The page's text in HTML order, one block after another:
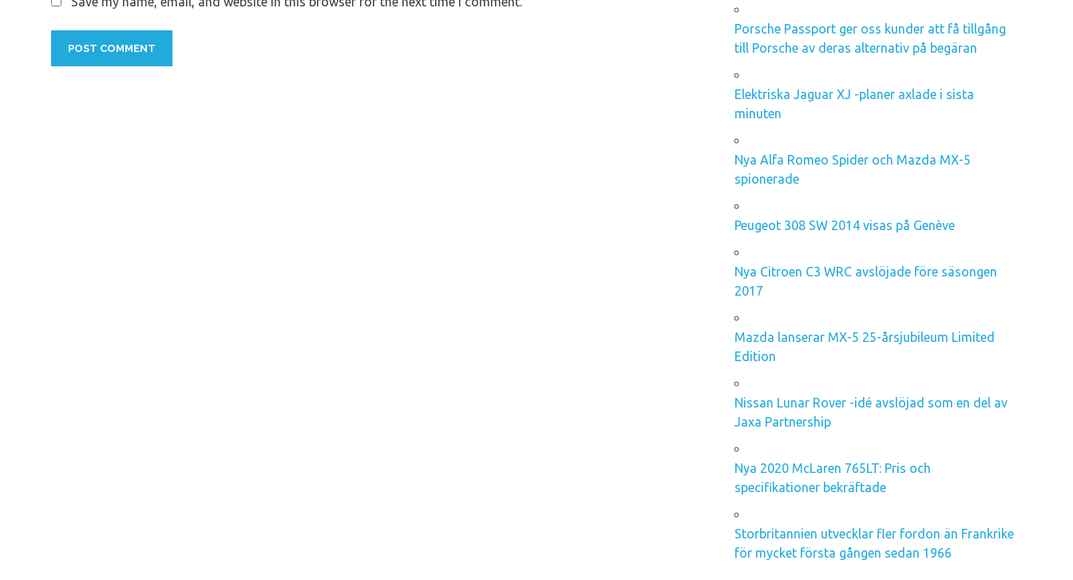
Porsche Passport ger oss kunder att få tillgång
till Porsche av deras alternativ på begäran
Elektriska Jaguar XJ -planer axlade i sista
minuten
Nya Alfa Romeo Spider och Mazda MX-5
spionerade
Peugeot 308 SW 2014 visas på Genève
Nya Citroen C3 WRC avslöjade före säsongen
2017
Mazda lanserar MX-5 25-årsjubileum Limited
Edition
Nissan Lunar Rover -idé avslöjad som en del av
Jaxa Partnership
Nya 2020 McLaren 765LT: Pris och
specifikationer bekräftade
Storbritannien utvecklar fler fordon än Frankrike
för mycket första gången sedan 1966